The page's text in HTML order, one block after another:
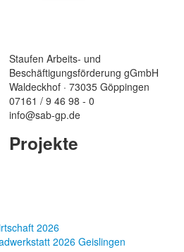
Staufen Arbeits- und
Beschäftigungsförderung gGmbH
Waldeckhof · 73035 Göppingen
07161 / 9 46 98 - 0
info@sab-gp.de
Projekte
2026
2026 Geislingen